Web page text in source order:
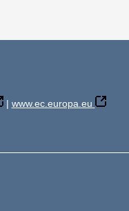
| www.ec.europa.eu